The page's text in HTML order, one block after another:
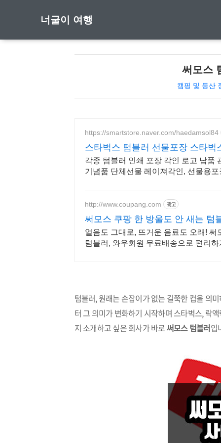
너굴이 여행
써모스
캠핑 및 등산
https://smartstore.naver.com/haedamsol84
스타벅스 텀블러 선물포장 스타벅
각종 텀블러 인쇄 포장 각인 로고 납품
기념품 단체선물 레이져각인, 선물용포
http://www.coupang.com 광고
써모스 쿠팡 한 방울도 안 새는 텀
얼음도 그대로, 뜨거운 음료도 오래!
텀블러, 와우회원 무료배송으로 편리하
텀블러, 원래는 손잡이가 없는 길쭉한 컵을 의
터 그 의미가 변화하기 시작하며 스타벅스, 락
지 소개하고 싶은 회사가 바로써모스 텀블러입